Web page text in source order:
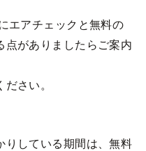
エアチェックと無料の
点がありましたらご案内
さい。
りしている期間は、無料